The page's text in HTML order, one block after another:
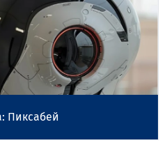
Пиксабей